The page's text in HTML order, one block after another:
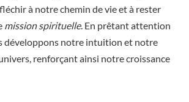
à notre chemin de vie et à rester
mission spirituelle. En prêtant attention
développons notre intuition et notre
renforçant ainsi notre croissance